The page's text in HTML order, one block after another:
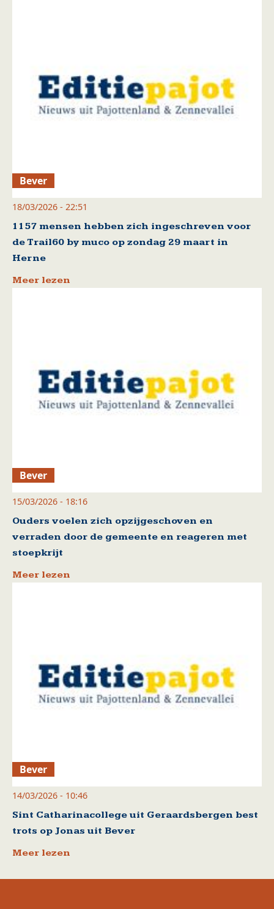
Bever
18/03/2026 - 22:51
1157 mensen hebben zich ingeschreven voor
de Trail60 by muco op zondag 29 maart in
Herne
Meer lezen
Bever
15/03/2026 - 18:16
Ouders voelen zich opzijgeschoven en
verraden door de gemeente en reageren met
stoepkrijt
Meer lezen
Bever
14/03/2026 - 10:46
Sint Catharinacollege uit Geraardsbergen best
trots op Jonas uit Bever
Meer lezen